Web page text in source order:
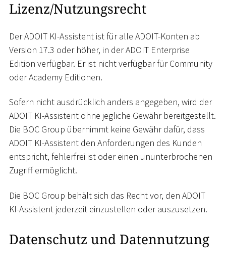
Lizenz/Nutzungsrecht
Der ADOIT KI-Assistent ist für alle ADOIT-Konten ab
Version 17.3 oder höher, in der ADOIT Enterprise
Edition verfügbar. Er ist nicht verfügbar für Community
oder Academy Editionen.
Sofern nicht ausdrücklich anders angegeben, wird der
ADOIT KI-Assistent ohne jegliche Gewähr bereitgestellt.
Die BOC Group übernimmt keine Gewähr dafür, dass
ADOIT KI-Assistent den Anforderungen des Kunden
entspricht, fehlerfrei ist oder einen ununterbrochenen
Zugriff ermöglicht.
Die BOC Group behält sich das Recht vor, den ADOIT
KI-Assistent jederzeit einzustellen oder auszusetzen.
Datenschutz und Datennutzung